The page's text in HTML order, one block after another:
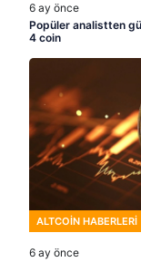
6 ay önce
Popüler analistten
4 coin
ALTCOIN HABERLERI
6 ay önce